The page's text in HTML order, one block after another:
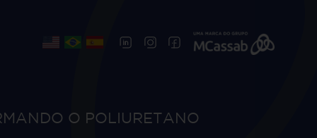
O POLIURETANO